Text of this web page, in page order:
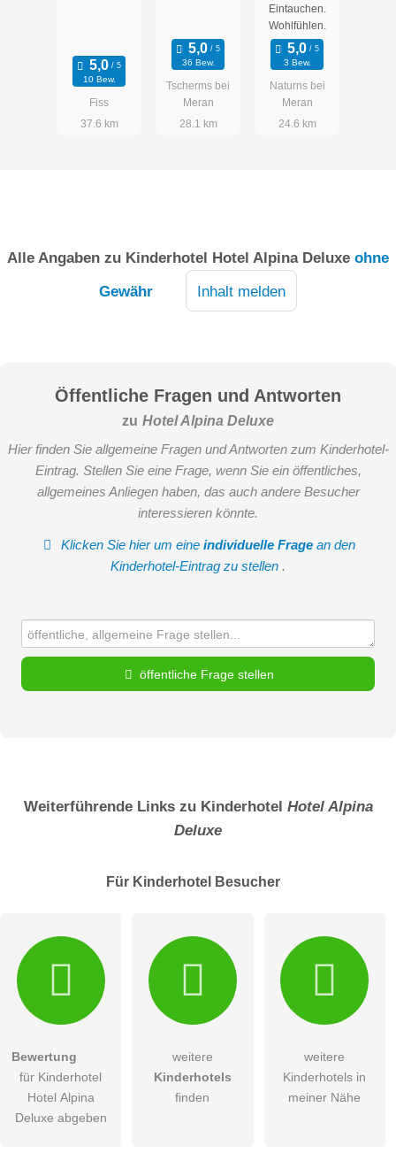
10 Bew.
Fiss
37.6 km
36 Bew.
Tscherms bei
Meran
28.1 km
Eintauchen.
Wohlfühlen.
3 Bew.
Naturns bei
Meran
24.6 km
Alle Angaben zu Kinderhotel Hotel Alpina Deluxe ohne
Gewähr
Inhalt melden
Öffentliche Fragen und Antworten
zu Hotel Alpina Deluxe
Hier finden Sie allgemeine Fragen und Antworten zum Kinderhotel-
Eintrag. Stellen Sie eine Frage, wenn Sie ein öffentliches,
allgemeines Anliegen haben, das auch andere Besucher
interessieren könnte.
Klicken Sie hier um eineindividuelle Frage an den
Kinderhotel-Eintrag zu stellen .
öffentliche Frage stellen
Die Datenschutzerklärunghabe ich zur Kenntnis genommen.
öffentliche Frage stellen
Weiterführende Links zu Kinderhotel Hotel Alpina
Deluxe
Für Kinderhotel Besucher
Bewertung
für Kinderhotel
Hotel Alpina
Deluxe abgeben
weitere
Kinderhotels
finden
weitere
Kinderhotels in
meiner Nähe